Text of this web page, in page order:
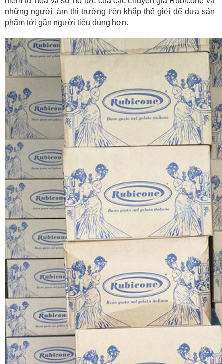
những người làm thị trường trên khắp thế giới để đưa sản
phẩm tới gần người tiêu dùng hơn.